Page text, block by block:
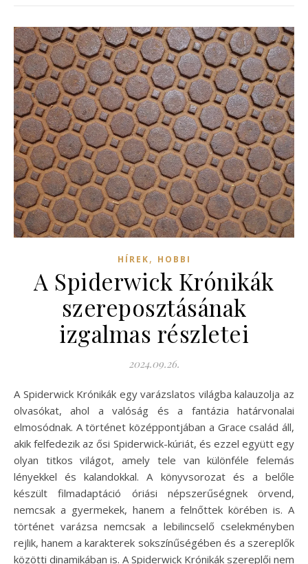
HÍREK, HOBBI
A Spiderwick Krónikák
szereposztásának
izgalmas részletei
2024.09.26.
A Spiderwick Krónikák egy varázslatos világba kalauzolja az
olvasókat, ahol a valóság és a fantázia határvonalai
elmosódnak. A történet középpontjában a Grace család áll,
akik felfedezik az ősi Spiderwick-kúriát, és ezzel együtt egy
olyan titkos világot, amely tele van különféle felemás
lényekkel és kalandokkal. A könyvsorozat és a belőle
készült filmadaptáció óriási népszerűségnek örvend,
nemcsak a gyermekek, hanem a felnőttek körében is. A
történet varázsa nemcsak a lebilincselő cselekményben
rejlik, hanem a karakterek sokszínűségében és a szereplők
közötti dinamikában is. A Spiderwick Krónikák szereplői nem